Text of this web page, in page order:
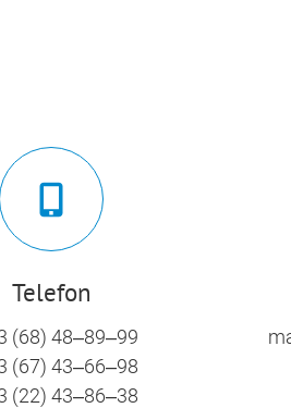
Telefon
(68) 48–89–99
(67) 43–66–98
(22) 43–86–38